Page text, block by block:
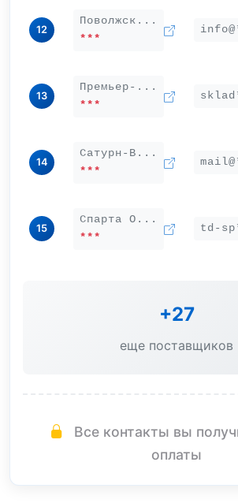
12
Поволжск...
***
13
Премьер-...
***
14
Сатурн-В...
***
15
Спарта О...
***
td-
+27
еще поставщиков
Все контакты вы
оплаты